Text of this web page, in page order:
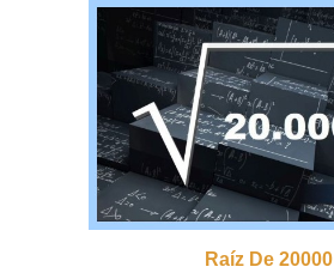
Raíz De 20000